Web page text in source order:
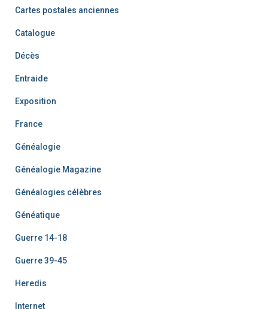
Cartes postales anciennes
Catalogue
Décès
Entraide
Exposition
France
Généalogie
Généalogie Magazine
Généalogies célèbres
Généatique
Guerre 14-18
Guerre 39-45
Heredis
Internet